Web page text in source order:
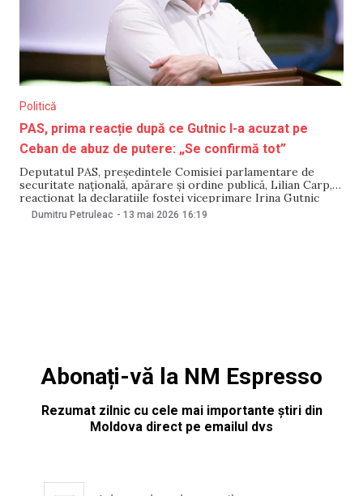
Politică
PAS, prima reacție după ce Gutnic l-a acuzat pe
Ceban de abuz de putere: „Se confirmă tot”
Deputatul PAS, președintele Comisiei parlamentare de
securitate națională, apărare și ordine publică, Lilian Carp, a
reacționat la declarațiile fostei viceprimare Irina Gutnic
despre modul în care Ion Ceban administrează Primăria
Dumitru Petruleac - 13 mai 2026 16:19
Abonați-vă la NM Espresso
Rezumat zilnic cu cele mai importante știri din
Moldova direct pe emailul dvs